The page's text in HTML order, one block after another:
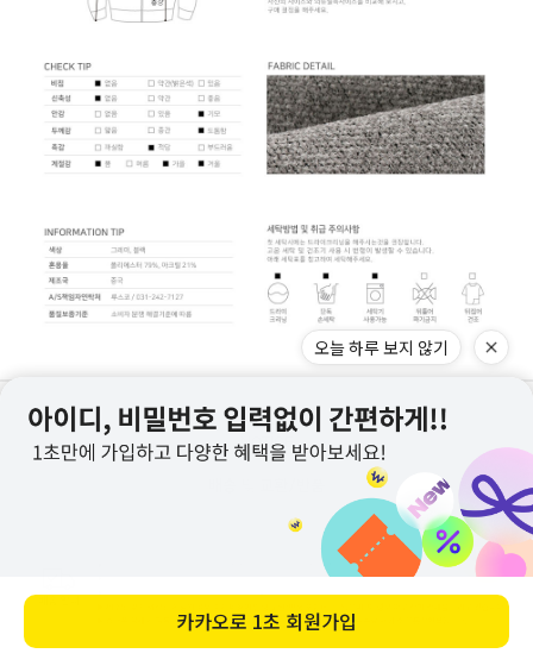
NOTICE
오늘 하루 보지 않기
카카오로 1초 회원가입